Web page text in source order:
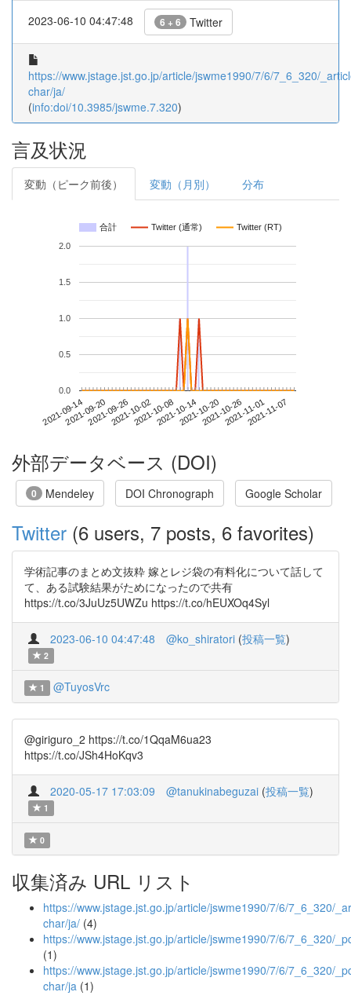
2023-06-10 04:47:48 6 + 6 Twitter
https://www.jstage.jst.go.jp/article/jswme1990/7/6/7_6_320/
char/ja/
(info:doi/10.3985/jswme.7.320)
言及状況
変動（ピーク前後） 変動（月別） 分布
合計 Twitter (通常) Twitter (RT)
2021-09-142021-09-202021-09-262021-10-022021-10-082021-10-142021-10-202021-10-262021-11-012021-11-07
0.0
0.5
1.0
1.5
2.0
外部データベース (DOI)
0 Mendeley DOI Chronograph Google Scholar
Twitter (6 users, 7 posts, 6 favorites)
学術記事のまとめ文抜粋 嫁とレジ袋の有料化について話して
て、ある試験結果がためになったので共有
https://t.co/3JuUz5UWZu https://t.co/hEUXOq4Syl
2023-06-10 04:47:48 @ko_shiratori (投稿一覧)
2
1 @TuyosVrc
@giriguro_2 https://t.co/1QqaM6ua23
https://t.co/JSh4HoKqv3
2020-05-17 17:03:09 @tanukinabeguzai (投稿一覧)
1
0
収集済み URL リスト
https://www.jstage.jst.go.jp/article/jswme1990/7/6/7_6_320/
char/ja/ (4)
https://www.jstage.jst.go.jp/article/jswme1990/7/6/7_6_320/
(1)
https://www.jstage.jst.go.jp/article/jswme1990/7/6/7_6_320/
char/ja (1)